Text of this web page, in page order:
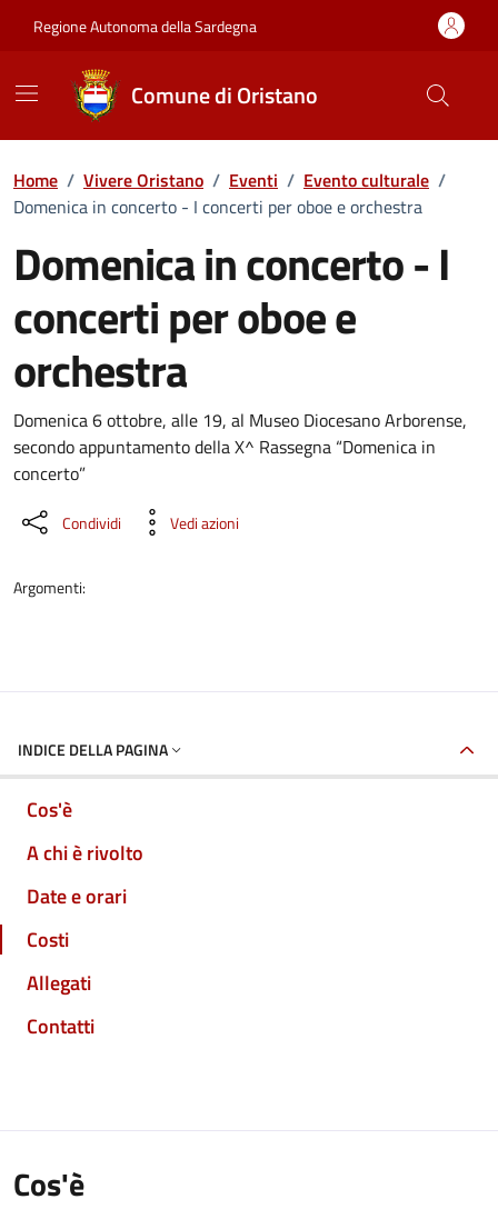
Regione Autonoma della Sardegna
Comune di Oristano
Home / Vivere Oristano / Eventi / Evento culturale /
Domenica in concerto - I concerti per oboe e orchestra
Domenica in concerto - I
concerti per oboe e
orchestra
Dettaglio dell'evento
Domenica 6 ottobre, alle 19, al Museo Diocesano Arborense,
secondo appuntamento della X^ Rassegna “Domenica in
concerto”
Condividi Vedi azioni
Argomenti:
INDICE DELLA PAGINA
Cos'è
A chi è rivolto
Date e orari
Costi
Allegati
Contatti
Cos'è